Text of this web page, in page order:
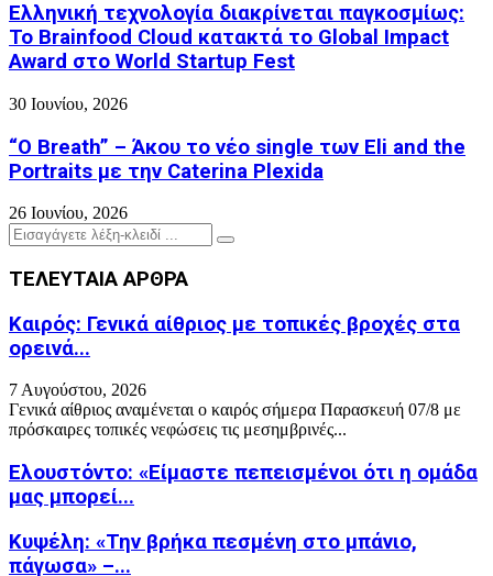
Ελληνική τεχνολογία διακρίνεται παγκοσμίως:
Το Brainfood Cloud κατακτά το Global Impact
Award στο World Startup Fest
30 Ιουνίου, 2026
“O Breath” – Άκου το νέο single των Eli and the
Portraits με την Caterina Plexida
26 Ιουνίου, 2026
Search
for:
Search
ΤΕΛΕΥΤΑΙΑ ΑΡΘΡΑ
Καιρός: Γενικά αίθριος με τοπικές βροχές στα
ορεινά...
7 Αυγούστου, 2026
Γενικά αίθριος αναμένεται ο καιρός σήμερα Παρασκευή 07/8 με
πρόσκαιρες τοπικές νεφώσεις τις μεσημβρινές...
Ελουστόντο: «Είμαστε πεπεισμένοι ότι η ομάδα
μας μπορεί...
Κυψέλη: «Την βρήκα πεσμένη στο μπάνιο,
πάγωσα» –...